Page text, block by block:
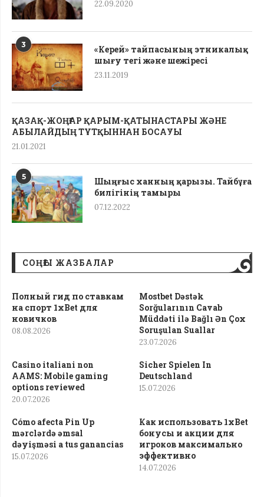
22.09.2020
3
«Керей» тайпасының этникалық
шығу тегі жəне шежіресі
23.11.2019
ҚАЗАҚ-ЖОҢҒАР ҚАРЫМ-ҚАТЫНАСТАРЫ ЖӘНЕ
АБЫЛАЙДЫҢ ТҰТҚЫННАН БОСАУЫ
21.01.2021
5
Шыңғыс ханның қарызы. Тайбұға
билігінің тамыры
07.12.2022
СОҢҒЫ ЖАЗБАЛАР
Полный гид по ставкам
на спорт 1xBet для
новичков
08.08.2026
Mostbet Dəstək
Sorğularının Cavab
Müddəti ilə Bağlı Ən Çox
Soruşulan Suallar
23.07.2026
Casino italiani non
AAMS: Mobile gaming
options reviewed
20.07.2026
Sicher Spielen In
Deutschland
15.07.2026
Cómo afecta Pin Up
mərclərdə əmsal
dəyişməsi a tus ganancias
15.07.2026
Как использовать 1xBet
бонусы и акции для
игроков максимально
эффективно
14.07.2026